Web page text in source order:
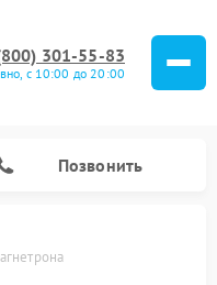
301-55-83
с 10:00 до 20:00
Позвонить